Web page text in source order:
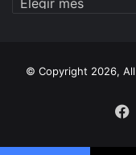
© Copyright 2026,